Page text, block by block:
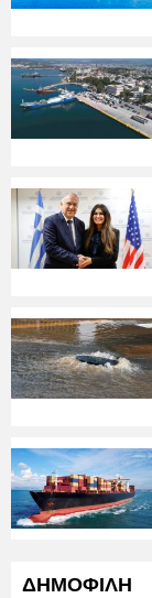
ΔΗΜΟΦΙΛΗ